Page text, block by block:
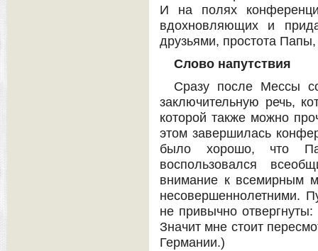
И на полях
вдохновляющих и
друзьями, простота
Слово напутствия
Сразу после Мессы
заключительную речь,
которой также можно
этом завершилась
было хорошо, что
воспользовался
внимание к всемирным
несовершеннолетними.
не привычно
Значит мне стоит
Германии.)